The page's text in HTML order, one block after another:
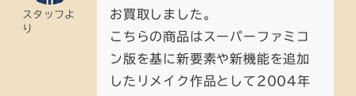
スタッフよ
り
お買取しました。
こちらの商品はスーパーファミコ
ン版を基に新要素や新機能を追加
したリメイク作品として2004年